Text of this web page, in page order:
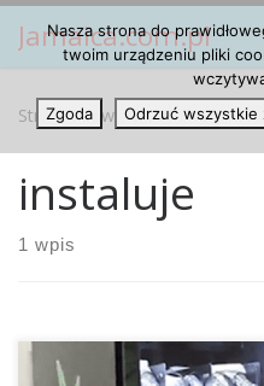
Przejdź do treści
Jamaica.com.pl
Strona główna » instaluje
instaluje
1 wpis
Nasza strona do
twoim urządzeniu pliki
Zgoda
Odrzuć wszystkie